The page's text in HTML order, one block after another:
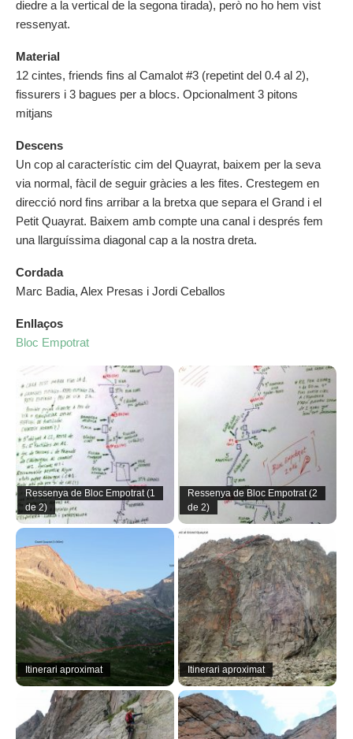
diedre a la vertical de la segona tirada), però no ho hem vist
ressenyat.
Material
12 cintes, friends fins al Camalot #3 (repetint del 0.4 al 2),
fissurers i 3 bagues per a blocs. Opcionalment 3 pitons
mitjans
Descens
Un cop al característic cim del Quayrat, baixem per la seva
via normal, fàcil de seguir gràcies a les fites. Crestegem en
direcció nord fins arribar a la bretxa que separa el Grand i el
Petit Quayrat. Baixem amb compte una canal i després fem
una llarguíssima diagonal cap a la nostra dreta.
Cordada
Marc Badia, Alex Presas i Jordi Ceballos
Enllaços
Bloc Empotrat
Ressenya de Bloc Empotrat (1
de 2)
Ressenya de Bloc Empotrat (2
de 2)
Itinerari aproximat Itinerari aproximat